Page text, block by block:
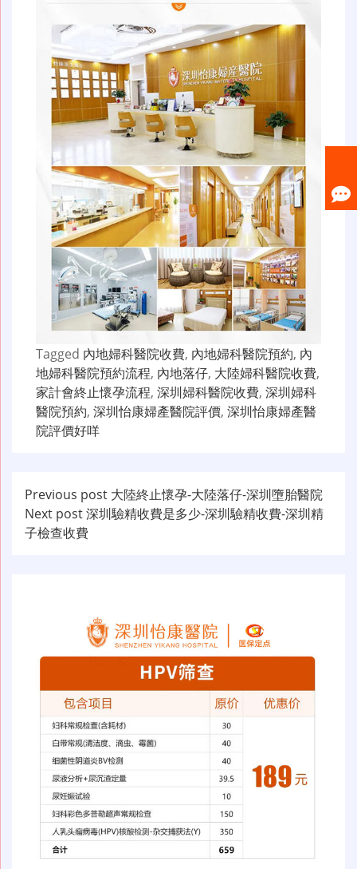
Tagged 內地婦科醫院收費, 內地婦科醫院預約, 內
地婦科醫院預約流程, 內地落仔, 大陸婦科醫院收費,
家計會終止懷孕流程, 深圳婦科醫院收費, 深圳婦科
醫院預約, 深圳怡康婦產醫院評價, 深圳怡康婦產醫
院評價好咩
文
章
Previous post 大陸終止懷孕-大陸落仔-深圳墮胎醫院
Next post深圳驗精收費是多少-深圳驗精收費-深圳精
子檢查收費